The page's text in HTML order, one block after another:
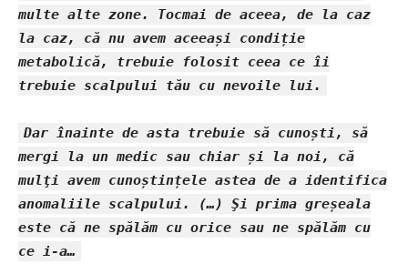
multe alte zone. Tocmai de aceea, de la caz
la caz, că nu avem aceeași condiție
metabolică, trebuie folosit ceea ce îi
trebuie scalpului tău cu nevoile lui.
Dar înainte de asta trebuie să cunoști, să
mergi la un medic sau chiar și la noi, că
mulţi avem cunoștințele astea de a identifica
anomaliile scalpului.
(…) Şi prima greșeala
este că ne spălăm cu orice sau ne spălăm cu
ce i-a…